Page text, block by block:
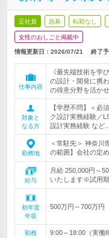
正社員 急募 転勤なし
女性のおしごと掲載中
情報更新日：2026/07/21 終了予
仕事内容
《最先端技術を学
の設計・開発に携
の得意分野を活かせ
対象と
なる方
【学歴不問】＜必
ク設計実務経験／
設計実務経験 など...
勤務地
＜常駐先＞ 神奈川
の範囲】会社の定
給与
月給 250,000円～
いたします※試用期
初年度
年収
500万円～700万円
勤務
9:00～18:00（実